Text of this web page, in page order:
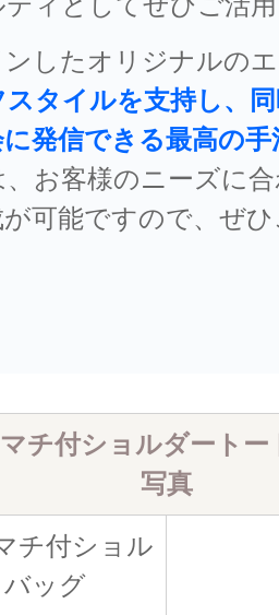
したオリジナルの
タイルを支持し、
発信できる最高の手
お客様のニーズに
可能ですので、ぜ
チ付ショルダート
写真
チ付ショル
ッグ